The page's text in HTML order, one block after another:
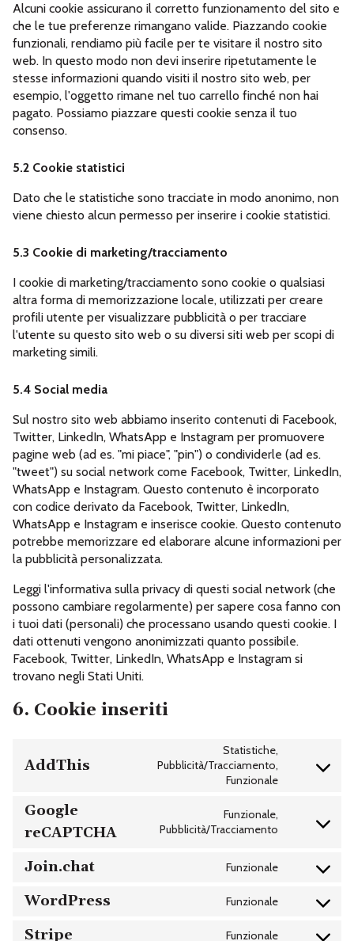
Alcuni cookie assicurano il corretto funzionamento del sito e
che le tue preferenze rimangano valide. Piazzando cookie
funzionali, rendiamo più facile per te visitare il nostro sito
web. In questo modo non devi inserire ripetutamente le
stesse informazioni quando visiti il nostro sito web, per
esempio, l'oggetto rimane nel tuo carrello finché non hai
pagato. Possiamo piazzare questi cookie senza il tuo
consenso.
5.2 Cookie statistici
Dato che le statistiche sono tracciate in modo anonimo, non
viene chiesto alcun permesso per inserire i cookie statistici.
5.3 Cookie di marketing/tracciamento
I cookie di marketing/tracciamento sono cookie o qualsiasi
altra forma di memorizzazione locale, utilizzati per creare
profili utente per visualizzare pubblicità o per tracciare
l'utente su questo sito web o su diversi siti web per scopi di
marketing simili.
5.4 Social media
Sul nostro sito web abbiamo inserito contenuti di Facebook,
Twitter, LinkedIn, WhatsApp e Instagram per promuovere
pagine web (ad es. "mi piace", "pin") o condividerle (ad es.
"tweet") su social network come Facebook, Twitter, LinkedIn,
WhatsApp e Instagram. Questo contenuto è incorporato
con codice derivato da Facebook, Twitter, LinkedIn,
WhatsApp e Instagram e inserisce cookie. Questo contenuto
potrebbe memorizzare ed elaborare alcune informazioni per
la pubblicità personalizzata.
Leggi l'informativa sulla privacy di questi social network (che
possono cambiare regolarmente) per sapere cosa fanno con
i tuoi dati (personali) che processano usando questi cookie. I
dati ottenuti vengono anonimizzati quanto possibile.
Facebook, Twitter, LinkedIn, WhatsApp e Instagram si
trovano negli Stati Uniti.
6. Cookie inseriti
AddThis
Statistiche,
Pubblicità/Tracciamento,
Funzionale
CONSENT
Google
reCAPTCHA
Funzionale,
Pubblicità/Tracciamento
CONSENT
GOOGLE-
RECAPTCHA
Join.chat Funzionale
CONSENT
JOIN.CHAT
WordPress Funzionale
CONSENT
Stripe Funzionale CONSENT